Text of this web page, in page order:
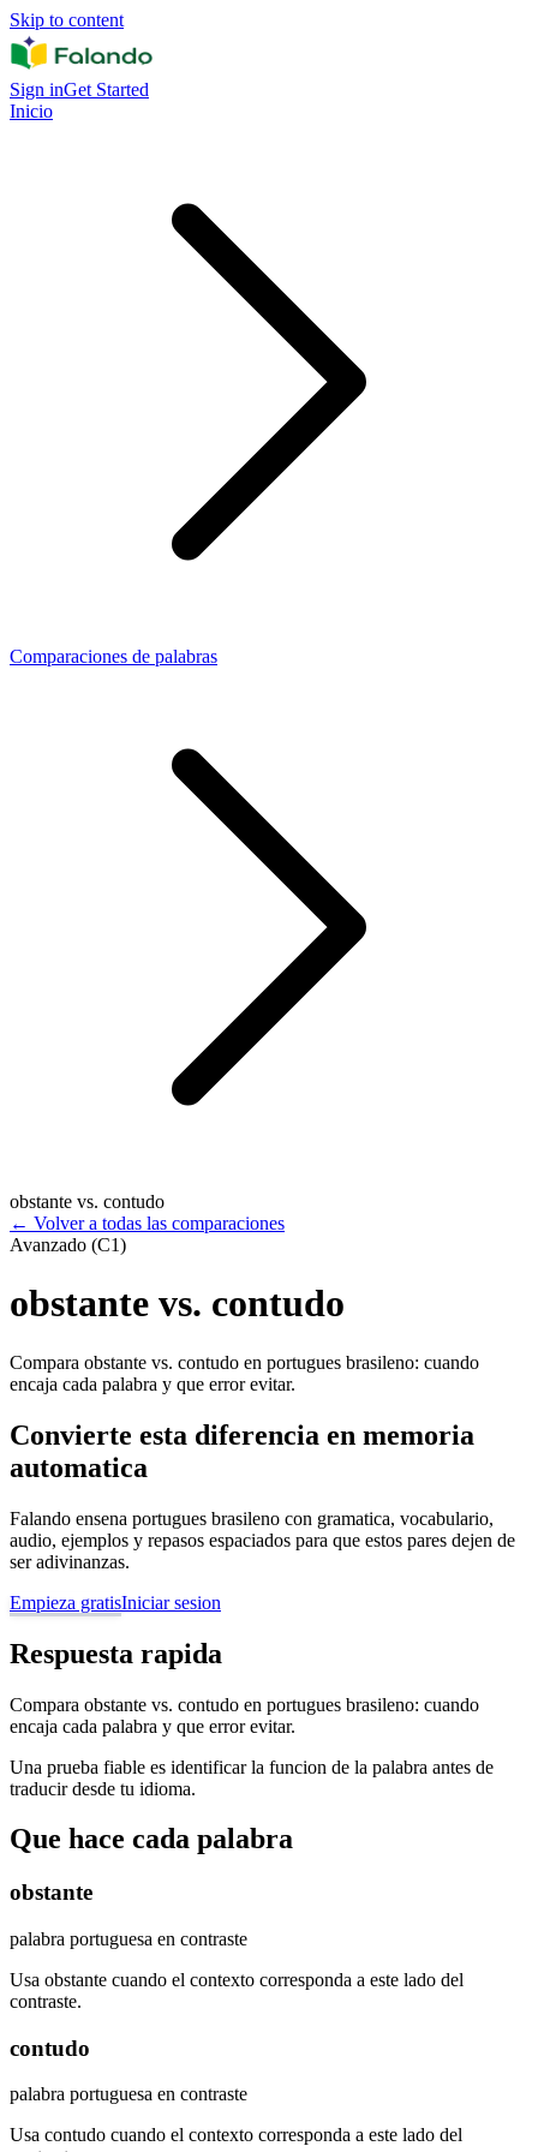
Skip to content
Sign inGet Started
Inicio
Comparaciones de palabras
obstante vs. contudo
← Volver a todas las comparaciones
Avanzado (C1)
obstante vs. contudo
Compara obstante vs. contudo en portugues brasileno: cuando
encaja cada palabra y que error evitar.
Convierte esta diferencia en memoria
automatica
Falando ensena portugues brasileno con gramatica, vocabulario,
audio, ejemplos y repasos espaciados para que estos pares dejen de
ser adivinanzas.
Empieza gratisIniciar sesion
Respuesta rapida
Compara obstante vs. contudo en portugues brasileno: cuando
encaja cada palabra y que error evitar.
Una prueba fiable es identificar la funcion de la palabra antes de
traducir desde tu idioma.
Que hace cada palabra
obstante
palabra portuguesa en contraste
Usa obstante cuando el contexto corresponda a este lado del
contraste.
contudo
palabra portuguesa en contraste
Usa contudo cuando el contexto corresponda a este lado del